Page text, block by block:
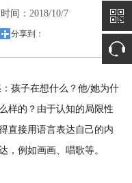
：2018/10/7
分享到：
孩子在想什么？他/她为什
样的？由于认知的局限性
直接用语言表达自己的内
，例如画画、唱歌等。